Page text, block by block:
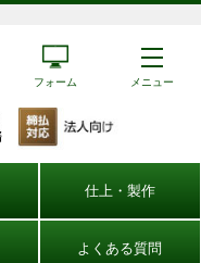
フォーム メニュー
仕上・製作
よくある質問